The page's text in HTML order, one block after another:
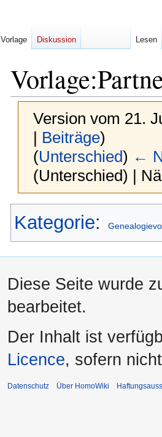
Vorlage:
Version vom 21.
| Beiträge)
(Unterschied) ←
(Unterschied) |
Navigation
Suche
Kategorie:
Vorlage Diskussion Lesen
Diese Seite wurde
bearbeitet.
Der Inhalt ist
Licence, sofern
Datenschutz Über HomoWiki